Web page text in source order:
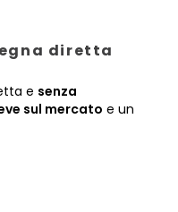
diretta
e senza
sul mercato e un